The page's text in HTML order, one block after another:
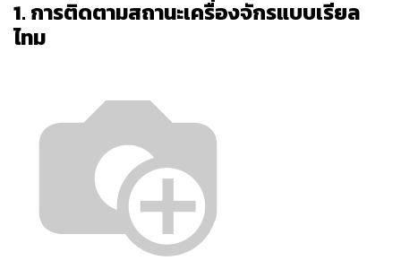
1. การติดตามสถานะเครื่องจักรแบบเรียล
ไทม